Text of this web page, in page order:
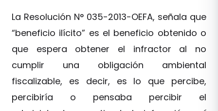
La Resolución N° 035-2013-OEFA, señala que
“beneficio ilícito” es el beneficio obtenido o
que espera obtener el infractor al no
cumplir una obligación ambiental
fiscalizable, es decir, es lo que percibe,
percibiría o pensaba percibir el